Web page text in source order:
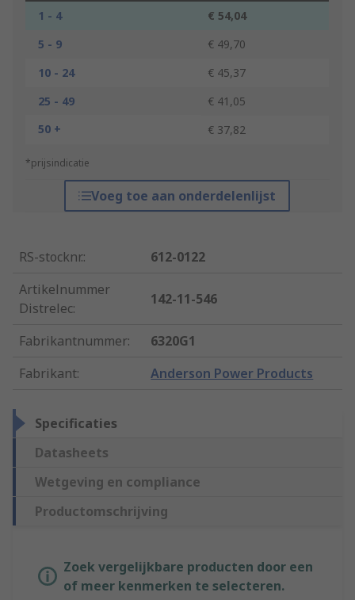
1 - 4
€ 54,04
5 - 9
€ 49,70
10 - 24
€ 45,37
25 - 49
€ 41,05
50 +
€ 37,82
*prijsindicatie
Voeg toe aan onderdelenlijst
RS-stocknr.:
612-0122
Artikelnummer
Distrelec:
142-11-546
Fabrikantnummer:
6320G1
Fabrikant: Anderson Power Products
Specificaties
Datasheets
Wetgeving en compliance
Productomschrijving
Zoek vergelijkbare producten door een
of meer kenmerken te selecteren.